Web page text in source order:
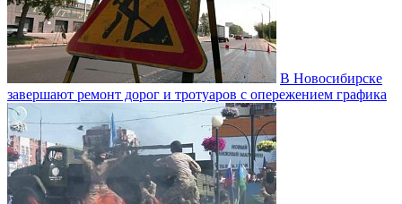
В Новосибирске
завершают ремонт дорог и тротуаров с опережением графика